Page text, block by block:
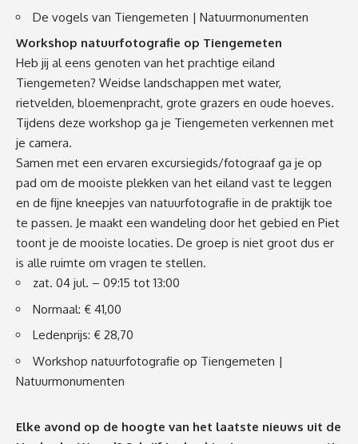
De vogels van Tiengemeten | Natuurmonumenten
Workshop natuurfotografie op Tiengemeten
Heb jij al eens genoten van het prachtige eiland
Tiengemeten? Weidse landschappen met water,
rietvelden, bloemenpracht, grote grazers en oude hoeves.
Tijdens deze workshop ga je Tiengemeten verkennen met
je camera.
Samen met een ervaren excursiegids/fotograaf ga je op
pad om de mooiste plekken van het eiland vast te leggen
en de fijne kneepjes van natuurfotografie in de praktijk toe
te passen. Je maakt een wandeling door het gebied en Piet
toont je de mooiste locaties. De groep is niet groot dus er
is alle ruimte om vragen te stellen.
zat. 04 jul. – 09:15 tot 13:00
Normaal: € 41,00
Ledenprijs: € 28,70
Workshop natuurfotografie op Tiengemeten |
Natuurmonumenten
Elke avond op de hoogte van het laatste nieuws uit de